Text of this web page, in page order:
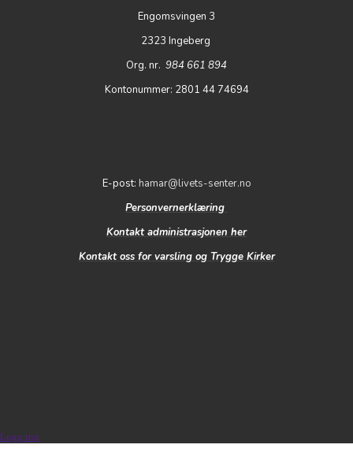
Engomsvingen 3
2323 Ingeberg
Org. nr. 984 661 894
Kontonummer: 2801 44 74694
E-post: hamar@livets-senter.no
Personvernerklæring
Kontakt administrasjonen her
Kontakt oss for varsling og Trygge Kirker
Logg inn